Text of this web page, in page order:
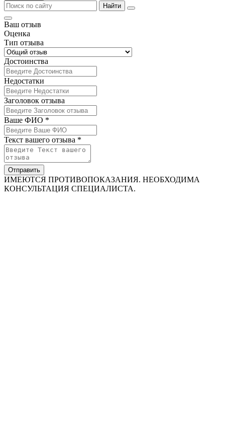
Найти
Ваш отзыв
Оценка
Тип отзыва
Достоинства
Недостатки
Заголовок отзыва
Ваше ФИО *
Текст вашего отзыва *
Отправить
ИМЕЮТСЯ ПРОТИВОПОКАЗАНИЯ. НЕОБХОДИМА
КОНСУЛЬТАЦИЯ СПЕЦИАЛИСТА.